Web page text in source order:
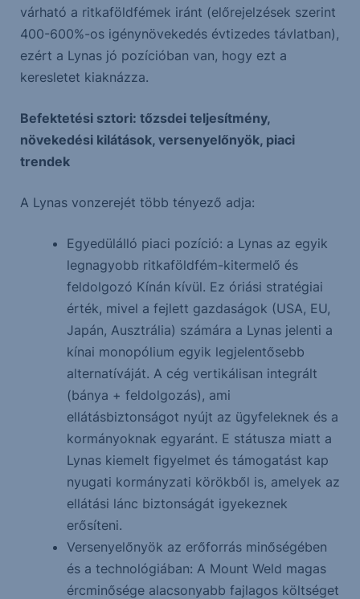
várható a ritkaföldfémek iránt (előrejelzések szerint
400-600%-os igénynövekedés évtizedes távlatban),
ezért a Lynas jó pozícióban van, hogy ezt a
keresletet kiaknázza.
Befektetési sztori: tőzsdei teljesítmény,
növekedési kilátások, versenyelőnyök, piaci
trendek
A Lynas vonzerejét több tényező adja:
Egyedülálló piaci pozíció: a Lynas az egyik
legnagyobb ritkaföldfém-kitermelő és
feldolgozó Kínán kívül. Ez óriási stratégiai
érték, mivel a fejlett gazdaságok (USA, EU,
Japán, Ausztrália) számára a Lynas jelenti a
kínai monopólium egyik legjelentősebb
alternatíváját. A cég vertikálisan integrált
(bánya + feldolgozás), ami
ellátásbiztonságot nyújt az ügyfeleknek és a
kormányoknak egyaránt. E státusza miatt a
Lynas kiemelt figyelmet és támogatást kap
nyugati kormányzati körökből is, amelyek az
ellátási lánc biztonságát igyekeznek
erősíteni.
Versenyelőnyök az erőforrás minőségében
és a technológiában: A Mount Weld magas
ércminősége alacsonyabb fajlagos költséget